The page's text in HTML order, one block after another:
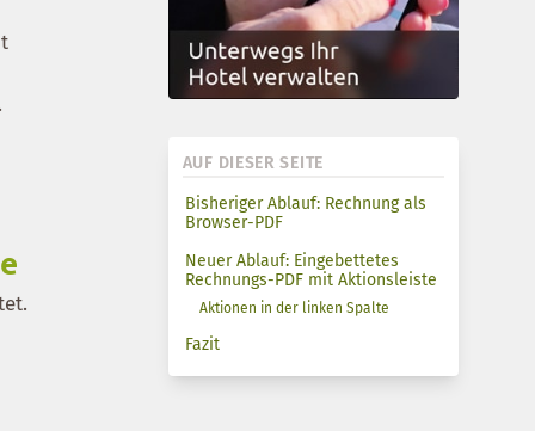
AUF DIESER SEITE
Bisheriger Ablauf: Rechnung als
Browser-PDF
Neuer Ablauf: Eingebettetes
Rechnungs-PDF mit Aktionsleiste
Aktionen in der linken Spalte
Fazit